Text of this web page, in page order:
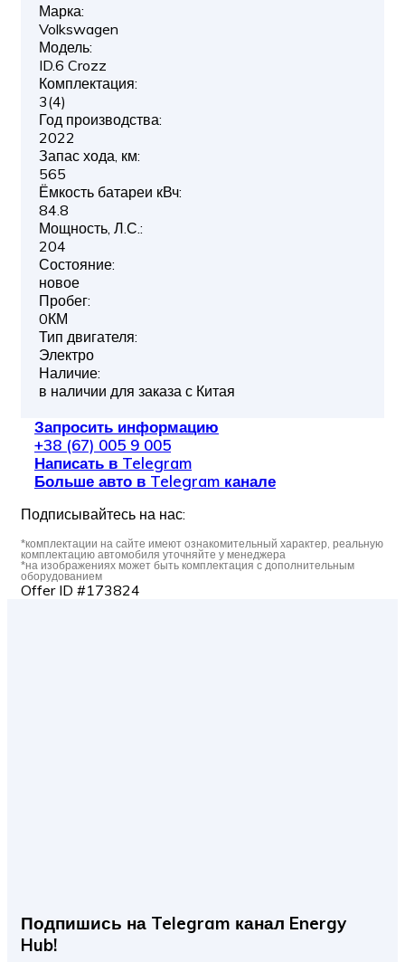
Марка:
Volkswagen
Модель:
ID.6 Crozz
Комплектация:
3(4)
Год производства:
2022
Запас хода, км:
565
Ёмкость батареи кВч:
84.8
Мощность, Л.С.:
204
Состояние:
новое
Пробег:
0КМ
Тип двигателя:
Электро
Наличие:
в наличии для заказа с Китая
Запросить информацию
+38 (67) 005 9 005
Написать в Telegram
Больше авто в Telegram канале
Подписывайтесь на нас:
*комплектации на сайте имеют ознакомительный характер, реальную
комплектацию автомобиля уточняйте у менеджера
*на изображениях может быть комплектация с дополнительным
оборудованием
Offer ID #173824
Подпишись на Telegram канал Energy
Hub!